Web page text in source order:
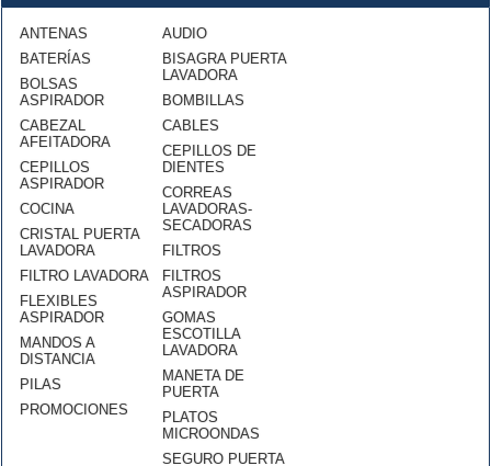
ANTENAS
BATERÍAS
BOLSAS
ASPIRADOR
CABEZAL
AFEITADORA
CEPILLOS
ASPIRADOR
COCINA
CRISTAL PUERTA
LAVADORA
FILTRO LAVADORA
FLEXIBLES
ASPIRADOR
MANDOS A
DISTANCIA
PILAS
PROMOCIONES
AUDIO
BISAGRA PUERTA
LAVADORA
BOMBILLAS
CABLES
CEPILLOS DE
DIENTES
CORREAS
LAVADORAS-
SECADORAS
FILTROS
FILTROS
ASPIRADOR
GOMAS
ESCOTILLA
LAVADORA
MANETA DE
PUERTA
PLATOS
MICROONDAS
SEGURO PUERTA